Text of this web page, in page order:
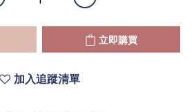
立即購買
加入追蹤清單